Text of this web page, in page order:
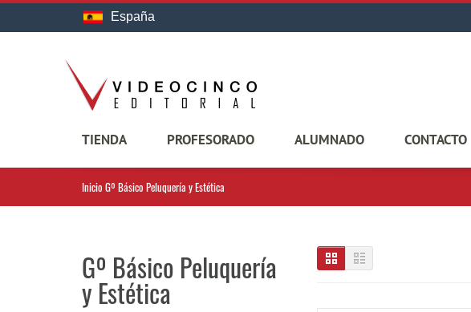
España
TIENDA PROFESORADO ALUMNADO CONTACTO
Inicio Gº Básico Peluquería y Estética
Gº Básico Peluquería
y Estética